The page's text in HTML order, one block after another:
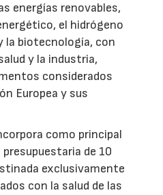
energías renovables,
el hidrógeno
la biotecnología, con
y la industria,
considerados
Europea y sus
como principal
de 10
exclusivamente
con la salud de las